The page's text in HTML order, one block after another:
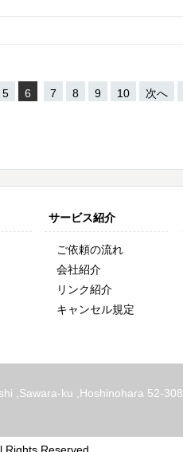
5 6 7 8 9 10 次へ
サービス紹介
ご依頼の流れ
会社紹介
リンク紹介
キャンセル規定
,Sawara-ku ,Hoshinohara 52-308